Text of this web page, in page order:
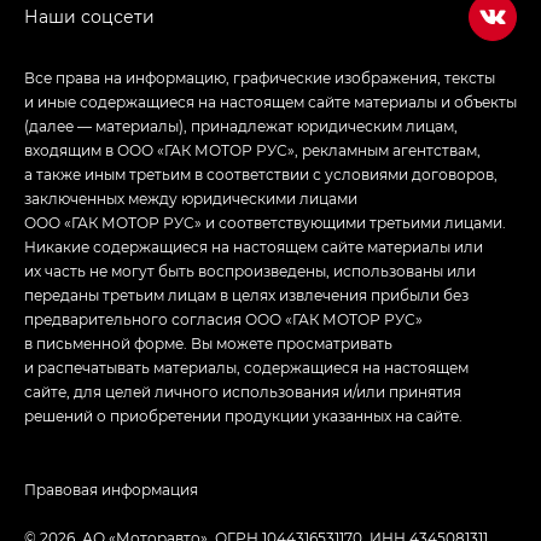
Джи Эс — GS, Джи Эль с элементы экстерьера
Все права на информацию, графические изображения, тексты
и иные содержащиеся на настоящем сайте материалы и объекты
(далее — материалы), принадлежат юридическим лицам,
входящим в ООО «ГАК МОТОР РУС», рекламным агентствам,
а также иным третьим в соответствии с условиями договоров,
заключенных между юридическими лицами
ООО «ГАК МОТОР РУС» и соответствующими третьими лицами.
Никакие содержащиеся на настоящем сайте материалы или
их часть не могут быть воспроизведены, использованы или
переданы третьим лицам в целях извлечения прибыли без
предварительного согласия ООО «ГАК МОТОР РУС»
в письменной форме. Вы можете просматривать
и распечатывать материалы, содержащиеся на настоящем
сайте, для целей личного использования и/или принятия
решений о приобретении продукции указанных на сайте.
Правовая информация